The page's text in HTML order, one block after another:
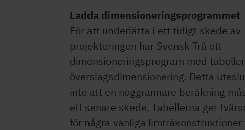
Ladda dimensioneringsprogrammet
För att underlätta i ett tidigt skede av
projekteringen har Svensk Trä ett
dimensioneringsprogram med
överslagsdimensionering. Detta
inte att en noggrannare beräkning
ett senare skede. Tabellerna ger
för några vanliga